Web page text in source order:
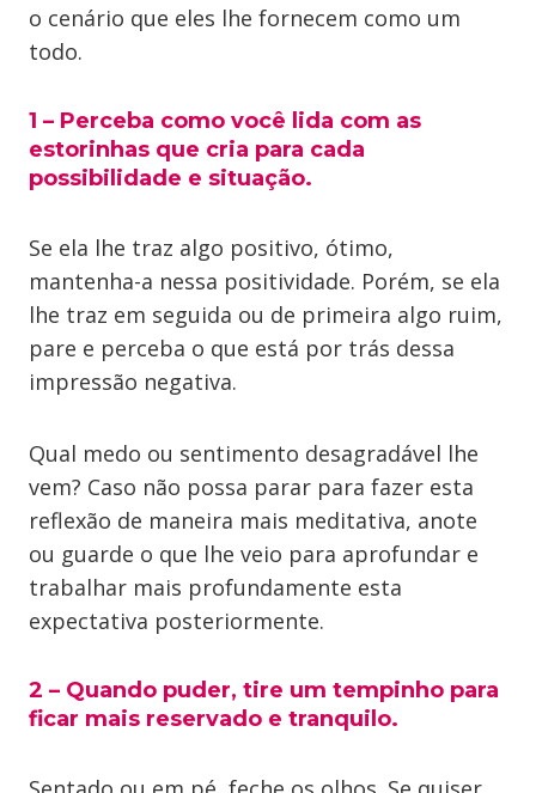
o cenário que eles lhe fornecem como um
todo.
1 – Perceba como você lida com as
estorinhas que cria para cada
possibilidade e situação.
Se ela lhe traz algo positivo, ótimo,
mantenha-a nessa positividade. Porém, se ela
lhe traz em seguida ou de primeira algo ruim,
pare e perceba o que está por trás dessa
impressão negativa.
Qual medo ou sentimento desagradável lhe
vem? Caso não possa parar para fazer esta
reflexão de maneira mais meditativa, anote
ou guarde o que lhe veio para aprofundar e
trabalhar mais profundamente esta
expectativa posteriormente.
2 – Quando puder, tire um tempinho para
ficar mais reservado e tranquilo.